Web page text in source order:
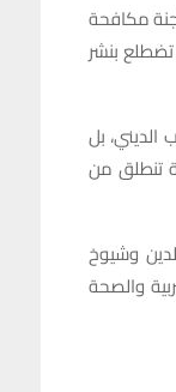
مكافحة
بنشر
الديني، بل
تنطلق من
وشيوخ
والصحة